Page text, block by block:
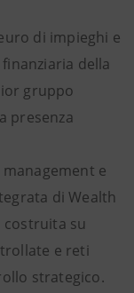
di impieghi e
della
gruppo
presenza
e
di Wealth
costruita su
e reti
strategico.